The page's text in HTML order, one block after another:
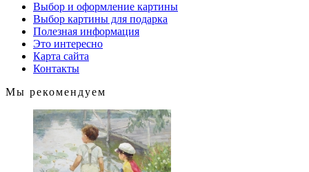
Выбор и оформление картины
Выбор картины для подарка
Полезная информация
Это интересно
Карта сайта
Контакты
Мы рекомендуем